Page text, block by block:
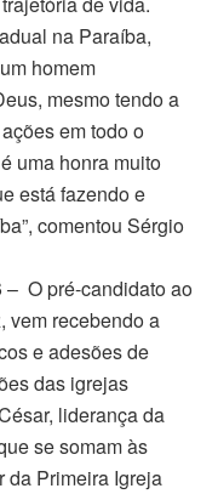
na Paraíba,
homem
mesmo tendo a
em todo o
uma honra muito
está fazendo e
comentou Sérgio
– O pré-candidato ao
vem recebendo a
e adesões de
das igrejas
liderança da
se somam às
da Primeira Igreja